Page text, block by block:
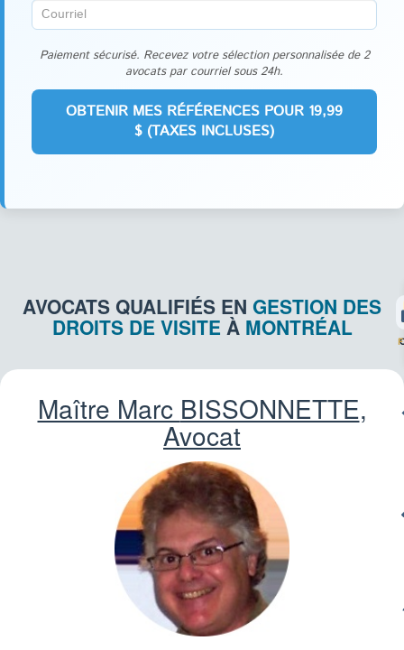
Paiement sécurisé. Recevez votre sélection personnalisée de 2
avocats par courriel sous 24h.
AVOCATS QUALIFIÉS EN GESTION DES
DROITS DE VISITE À MONTRÉAL
Maître Marc BISSONNETTE,
Avocat